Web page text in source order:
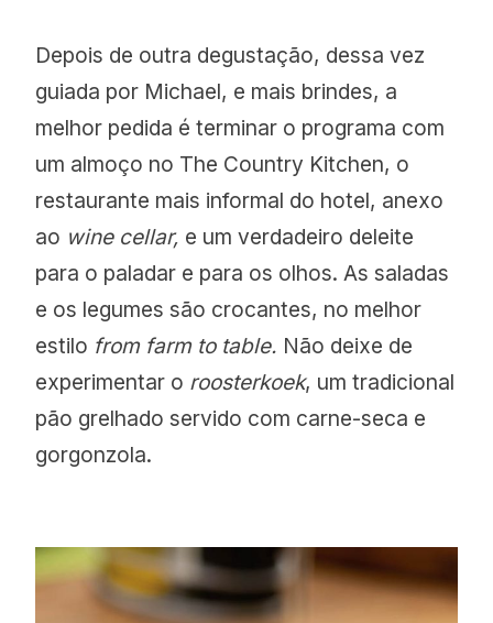
Depois de outra degustação, dessa vez
guiada por Michael, e mais brindes, a
melhor pedida é terminar o programa com
um almoço no The Country Kitchen, o
restaurante mais informal do hotel, anexo
ao wine cellar, e um verdadeiro deleite
para o paladar e para os olhos. As saladas
e os legumes são crocantes, no melhor
estilo from farm to table. Não deixe de
experimentar o roosterkoek, um tradicional
pão grelhado servido com carne-seca e
gorgonzola.